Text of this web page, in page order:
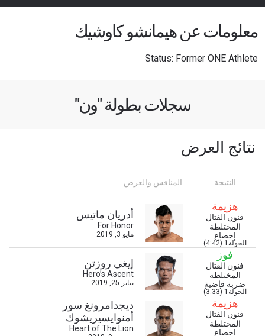
معلومات عن هيمانشو كاوشيك
Status: Former ONE Athlete
سجلات بطولة "ون"
نتائج العرض
النتيجة المنافس والعرض
هزيمة
فنون القتال
المختلطة
إخضاع
الجولة1 (4:42)
أدريان ماتيس
For Honor
مايو 3, 2019
فوز
فنون القتال
المختلطة
ضربة قاضية
الجولة1 (3:33)
إيغي روزتن
Hero’s Ascent
يناير 25, 2019
هزيمة
فنون القتال
المختلطة
إخضاع
ديجدامرونغ سور
أمنوايسيريشوك
Heart of The Lion
المنافس
العرض
ابق على اطّلاع
خذ بطولة "ون" معك أينما ذهبت! اشترك الآن للوصول
إلى آخر الأخبار، وفتح العروض الخاصة والحصول على
أفضل المقاعد لعروضنا الحية.
البريد الإلكتروني
الإسم